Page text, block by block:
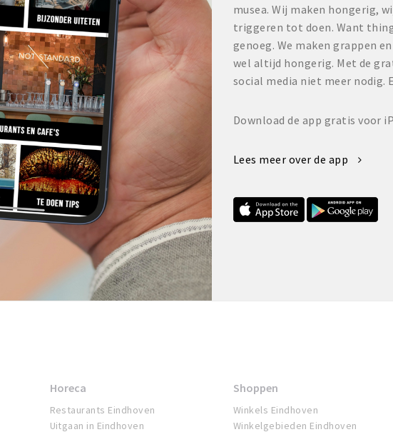
musea. Wij maken hongerig,
triggeren tot doen. Want
genoeg. We maken grappen
wel altijd hongerig. Met de
social media niet meer nodig.
Download de app gratis voor
Lees meer over de app
Horeca
Restaurants Eindhoven
Uitgaan in Eindhoven
Shoppen
Winkels Eindhoven
Winkelgebieden Eindhoven